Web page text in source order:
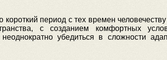
период с тех времен человечеству
с созданием комфортных
убедиться в сложности